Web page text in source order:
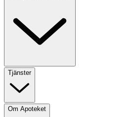
Tjänster
Om Apoteket